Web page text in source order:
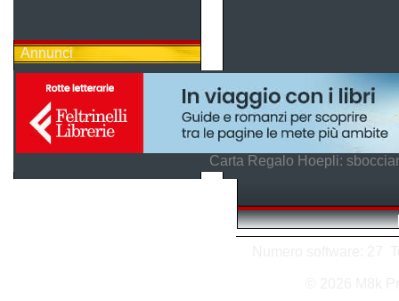
Annunci
Carta Regalo Hoepli: